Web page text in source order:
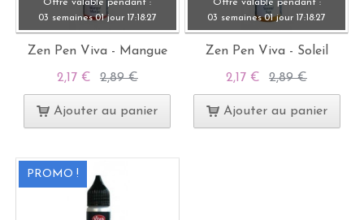
Offre valable pendant :
03 semaines 01 jour 17:18:27
Zen Pen Viva - Mangue
2,17 € 2,89 €
Ajouter au panier
Offre valable pendant :
03 semaines 01 jour 17:18:27
Zen Pen Viva - Soleil
2,17 € 2,89 €
Ajouter au panier
PROMO !